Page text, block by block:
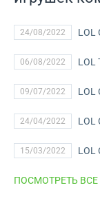
24/08/2022 LOL
06/08/2022 LOL
09/07/2022 LOL
24/04/2022 LOL
15/03/2022 LOL
ПОСМОТРЕТЬ ВСЕ